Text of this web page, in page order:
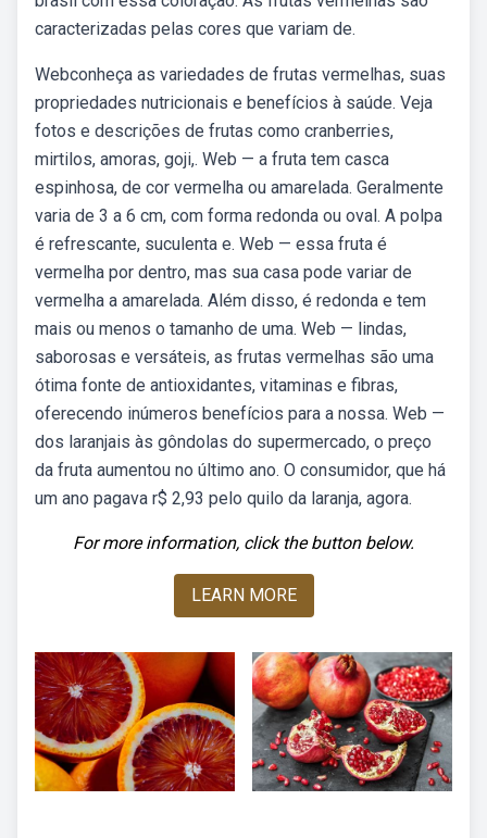
caracterizadas pelas cores que variam de.
Webconheça as variedades de frutas vermelhas, suas
propriedades nutricionais e benefícios à saúde. Veja
fotos e descrições de frutas como cranberries,
mirtilos, amoras, goji,. Web — a fruta tem casca
espinhosa, de cor vermelha ou amarelada. Geralmente
varia de 3 a 6 cm, com forma redonda ou oval. A polpa
é refrescante, suculenta e. Web — essa fruta é
vermelha por dentro, mas sua casa pode variar de
vermelha a amarelada. Além disso, é redonda e tem
mais ou menos o tamanho de uma. Web — lindas,
saborosas e versáteis, as frutas vermelhas são uma
ótima fonte de antioxidantes, vitaminas e fibras,
oferecendo inúmeros benefícios para a nossa. Web —
dos laranjais às gôndolas do supermercado, o preço
da fruta aumentou no último ano. O consumidor, que há
um ano pagava r$ 2,93 pelo quilo da laranja, agora.
For more information, click the button below.
LEARN MORE